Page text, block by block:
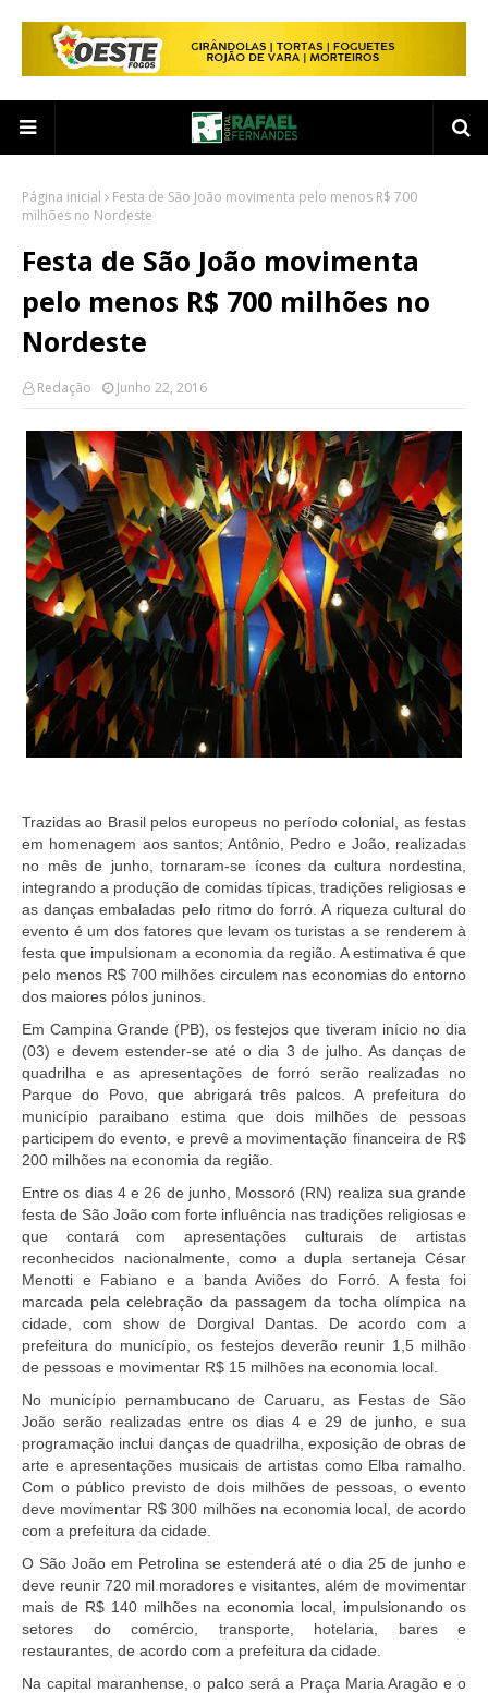
Página inicial
Festa de São João movimenta pelo menos R$ 700
milhões no Nordeste
Festa de São João movimenta
pelo menos R$ 700 milhões no
Nordeste
Redação Junho 22, 2016
Trazidas ao Brasil pelos europeus no período colonial, as festas
em homenagem aos santos; Antônio, Pedro e João, realizadas
no mês de junho, tornaram-se ícones da cultura nordestina,
integrando a produção de comidas típicas, tradições religiosas e
as danças embaladas pelo ritmo do forró. A riqueza cultural do
evento é um dos fatores que levam os turistas a se renderem à
festa que impulsionam a economia da região. A estimativa é que
pelo menos R$ 700 milhões circulem nas economias do entorno
dos maiores pólos juninos.
Em Campina Grande (PB), os festejos que tiveram início no dia
(03) e devem estender-se até o dia 3 de julho. As danças de
quadrilha e as apresentações de forró serão realizadas no
Parque do Povo, que abrigará três palcos. A prefeitura do
município paraibano estima que dois milhões de pessoas
participem do evento, e prevê a movimentação financeira de R$
200 milhões na economia da região.
Entre os dias 4 e 26 de junho, Mossoró (RN) realiza sua grande
festa de São João com forte influência nas tradições religiosas e
que contará com apresentações culturais de artistas
reconhecidos nacionalmente, como a dupla sertaneja César
Menotti e Fabiano e a banda Aviões do Forró. A festa foi
marcada pela celebração da passagem da tocha olímpica na
cidade, com show de Dorgival Dantas. De acordo com a
prefeitura do município, os festejos deverão reunir 1,5 milhão
de pessoas e movimentar R$ 15 milhões na economia local.
No município pernambucano de Caruaru, as Festas de São
João serão realizadas entre os dias 4 e 29 de junho, e sua
programação inclui danças de quadrilha, exposição de obras de
arte e apresentações musicais de artistas como Elba ramalho.
Com o público previsto de dois milhões de pessoas, o evento
deve movimentar R$ 300 milhões na economia local, de acordo
com a prefeitura da cidade.
O São João em Petrolina se estenderá até o dia 25 de junho e
deve reunir 720 mil moradores e visitantes, além de movimentar
mais de R$ 140 milhões na economia local, impulsionando os
setores do comércio, transporte, hotelaria, bares e
restaurantes, de acordo com a prefeitura da cidade.
Na capital maranhense, o palco será a Praça Maria Aragão e o